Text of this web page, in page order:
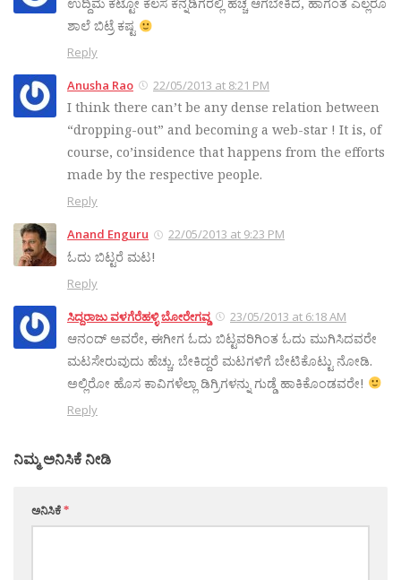
ಉದ್ದಿಮೆ ಕಟ್ಟೋ ಕೆಲಸ ಕನ್ನಡಿಗರಲ್ಲಿ ಹೆಚ್ಚ ಆಗಬೇಕಿದೆ, ಹಾಗಂತ ಎಲ್ಲರೂ
ಶಾಲೆ ಬಿಟ್ರೆ ಕಷ್ಟ
Reply
Anusha Rao 22/05/2013 at 8:21 PM
I think there can’t be any dense relation between
“dropping-out” and becoming a web-star ! It is, of
course, co’insidence that happens from the efforts
made by the respective people.
Reply
Anand Enguru 22/05/2013 at 9:23 PM
ಓದು ಬಿಟ್ಟರೆ ಮಟ!
Reply
ಸಿದ್ದರಾಜು ವಳಗೆರೆಹಳ್ಳಿ ಬೋರೇಗವ್ಡ 23/05/2013 at 6:18 AM
ಆನಂದ್ ಅವರೇ, ಈಗೀಗ ಓದು ಬಿಟ್ಟವರಿಗಿಂತ ಓದು ಮುಗಿಸಿದವರೇ
ಮಟಸೇರುವುದು ಹೆಚ್ಚು. ಬೇಕಿದ್ದರೆ ಮಟಗಳಿಗೆ ಬೇಟಿಕೊಟ್ಟು ನೋಡಿ.
ಅಲ್ಲಿರೋ ಹೊಸ ಕಾವಿಗಳೆಲ್ಲಾ ಡಿಗ್ರಿಗಳನ್ನು ಗುಡ್ಡೆ ಹಾಕಿಕೊಂಡವರೇ!
Reply
ನಿಮ್ಮ ಅನಿಸಿಕೆ ನೀಡಿ
ಅನಿಸಿಕೆ*